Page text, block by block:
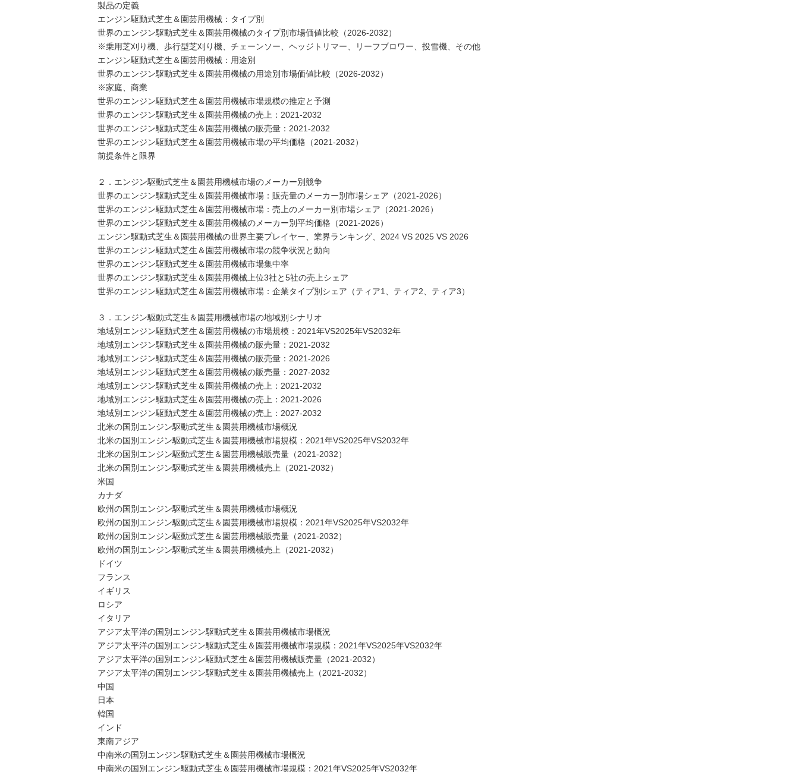
製品の定義
エンジン駆動式芝生＆園芸用機械：タイプ別
世界のエンジン駆動式芝生＆園芸用機械のタイプ別市場価値比較（2026-2032）
※乗用芝刈り機、歩行型芝刈り機、チェーンソー、ヘッジトリマー、リーフブロワー、投雪機、その他
エンジン駆動式芝生＆園芸用機械：用途別
世界のエンジン駆動式芝生＆園芸用機械の用途別市場価値比較（2026-2032）
※家庭、商業
世界のエンジン駆動式芝生＆園芸用機械市場規模の推定と予測
世界のエンジン駆動式芝生＆園芸用機械の売上：2021-2032
世界のエンジン駆動式芝生＆園芸用機械の販売量：2021-2032
世界のエンジン駆動式芝生＆園芸用機械市場の平均価格（2021-2032）
前提条件と限界
２．エンジン駆動式芝生＆園芸用機械市場のメーカー別競争
世界のエンジン駆動式芝生＆園芸用機械市場：販売量のメーカー別市場シェア（2021-2026）
世界のエンジン駆動式芝生＆園芸用機械市場：売上のメーカー別市場シェア（2021-2026）
世界のエンジン駆動式芝生＆園芸用機械のメーカー別平均価格（2021-2026）
エンジン駆動式芝生＆園芸用機械の世界主要プレイヤー、業界ランキング、2024 VS 2025 VS 2026
世界のエンジン駆動式芝生＆園芸用機械市場の競争状況と動向
世界のエンジン駆動式芝生＆園芸用機械市場集中率
世界のエンジン駆動式芝生＆園芸用機械上位3社と5社の売上シェア
世界のエンジン駆動式芝生＆園芸用機械市場：企業タイプ別シェア（ティア1、ティア2、ティア3）
３．エンジン駆動式芝生＆園芸用機械市場の地域別シナリオ
地域別エンジン駆動式芝生＆園芸用機械の市場規模：2021年VS2025年VS2032年
地域別エンジン駆動式芝生＆園芸用機械の販売量：2021-2032
地域別エンジン駆動式芝生＆園芸用機械の販売量：2021-2026
地域別エンジン駆動式芝生＆園芸用機械の販売量：2027-2032
地域別エンジン駆動式芝生＆園芸用機械の売上：2021-2032
地域別エンジン駆動式芝生＆園芸用機械の売上：2021-2026
地域別エンジン駆動式芝生＆園芸用機械の売上：2027-2032
北米の国別エンジン駆動式芝生＆園芸用機械市場概況
北米の国別エンジン駆動式芝生＆園芸用機械市場規模：2021年VS2025年VS2032年
北米の国別エンジン駆動式芝生＆園芸用機械販売量（2021-2032）
北米の国別エンジン駆動式芝生＆園芸用機械売上（2021-2032）
米国
カナダ
欧州の国別エンジン駆動式芝生＆園芸用機械市場概況
欧州の国別エンジン駆動式芝生＆園芸用機械市場規模：2021年VS2025年VS2032年
欧州の国別エンジン駆動式芝生＆園芸用機械販売量（2021-2032）
欧州の国別エンジン駆動式芝生＆園芸用機械売上（2021-2032）
ドイツ
フランス
イギリス
ロシア
イタリア
アジア太平洋の国別エンジン駆動式芝生＆園芸用機械市場概況
アジア太平洋の国別エンジン駆動式芝生＆園芸用機械市場規模：2021年VS2025年VS2032年
アジア太平洋の国別エンジン駆動式芝生＆園芸用機械販売量（2021-2032）
アジア太平洋の国別エンジン駆動式芝生＆園芸用機械売上（2021-2032）
中国
日本
韓国
インド
東南アジア
中南米の国別エンジン駆動式芝生＆園芸用機械市場概況
中南米の国別エンジン駆動式芝生＆園芸用機械市場規模：2021年VS2025年VS2032年